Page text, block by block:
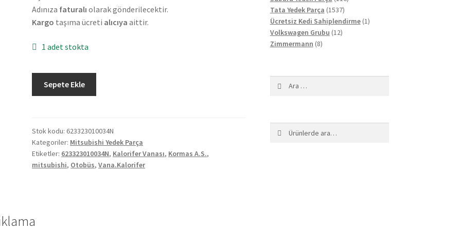
Adınıza faturalı olarak gönderilecektir.
Kargo taşıma ücreti alıcıya aittir.
1 adet stokta
Otobüs
623323010034N
adet
Sepete Ekle
Stok kodu: 623323010034N
Kategoriler: Mitsubishi Yedek Parça
Etiketler: 623323010034N, Kalorifer Vanası, Kormas A.S.,
mitsubishi, Otobüs,Vana.Kalorifer
Tata Yedek Parça 15371537
ürün
Ücretsiz Kedi Sahiplendirme 11
Volkswagen Grubu 1212
Zimmermann 88